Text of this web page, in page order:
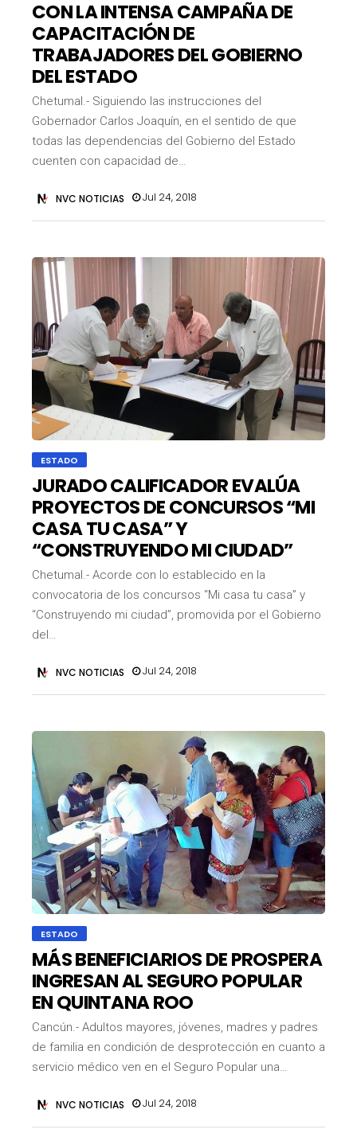
CON LA INTENSA CAMPAÑA DE
CAPACITACIÓN DE
TRABAJADORES DEL GOBIERNO
DEL ESTADO
Chetumal.- Siguiendo las instrucciones del
Gobernador Carlos Joaquín, en el sentido de que
todas las dependencias del Gobierno del Estado
cuenten con capacidad de…
NVC NOTICIAS Jul 24, 2018
ESTADO
JURADO CALIFICADOR EVALÚA
PROYECTOS DE CONCURSOS “MI
CASA TU CASA” Y
“CONSTRUYENDO MI CIUDAD”
Chetumal.- Acorde con lo establecido en la
convocatoria de los concursos “Mi casa tu casa” y
“Construyendo mi ciudad”, promovida por el Gobierno
del…
NVC NOTICIAS Jul 24, 2018
ESTADO
MÁS BENEFICIARIOS DE PROSPERA
INGRESAN AL SEGURO POPULAR
EN QUINTANA ROO
Cancún.- Adultos mayores, jóvenes, madres y padres
de familia en condición de desprotección en cuanto a
servicio médico ven en el Seguro Popular una…
NVC NOTICIAS Jul 24, 2018